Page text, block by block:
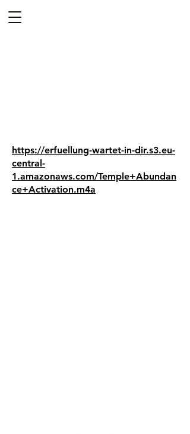
https://erfuellung-wartet-in-dir.s3.eu-
central-
1.amazonaws.com/Temple+Abundan
ce+Activation.m4a